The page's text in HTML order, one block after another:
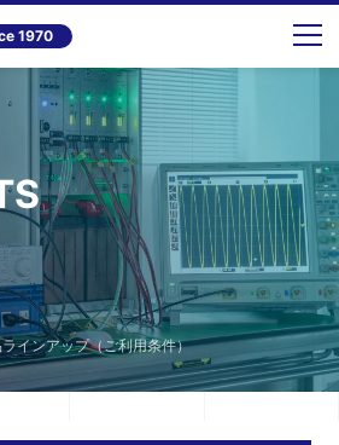
1970
インアップ（ご利用条件）